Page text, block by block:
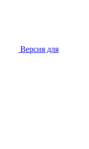
Версия для